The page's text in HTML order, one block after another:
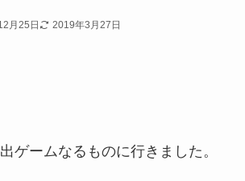
月25日 2019年3月27日
ゲームなるものに行きました。